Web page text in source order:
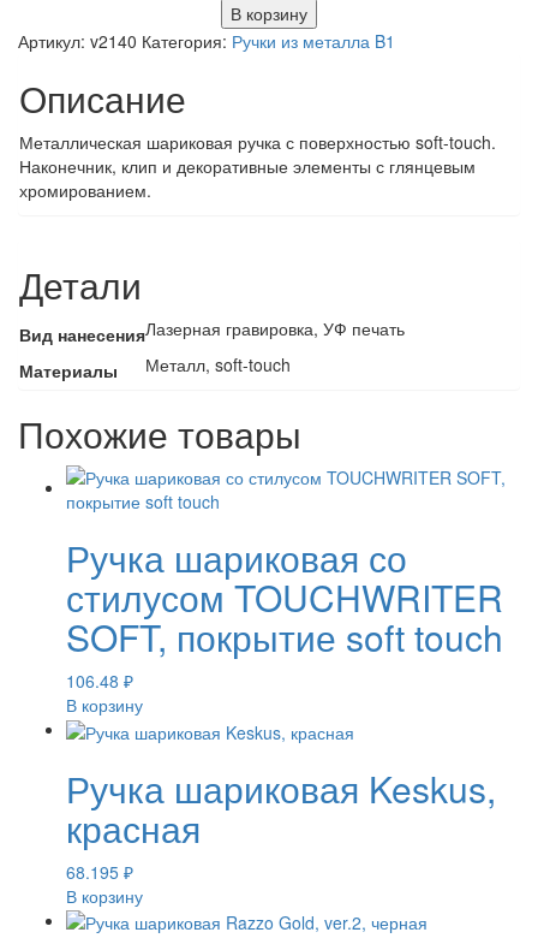
В корзину
Артикул: v2140 Категория: Ручки из металла B1
Описание
Металлическая шариковая ручка с поверхностью soft-touch.
Наконечник, клип и декоративные элементы с глянцевым
хромированием.
Детали
Вид нанесенияЛазерная гравировка, УФ печать
Материалы
Металл, soft-touch
Похожие товары
Ручка шариковая со
стилусом TOUCHWRITER
SOFT, покрытие soft touch
106.48 ₽
В корзину
Ручка шариковая Keskus,
красная
68.195 ₽
В корзину